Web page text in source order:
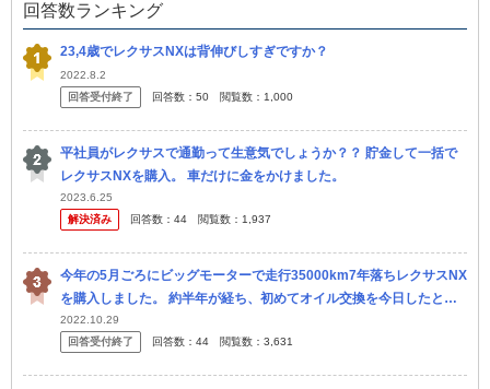
回答数ランキング
23,4歳でレクサスNXは背伸びしすぎですか？
2022.8.2
回答受付終了
回答数： 50 閲覧数： 1,000
平社員がレクサスで通勤って生意気でしょうか？？ 貯金して一括で
レクサスNXを購入。 車だけに金をかけました。
2023.6.25
解決済み
回答数： 44 閲覧数： 1,937
今年の5月ごろにビッグモーターで走行35000km7年落ちレクサスNX
を購入しました。 約半年が経ち、初めてオイル交換を今日したとこ
ろ、タイヤがバースト寸前と言われました。 溝もほとんどなく、タ...
2022.10.29
回答受付終了
回答数： 44 閲覧数： 3,631